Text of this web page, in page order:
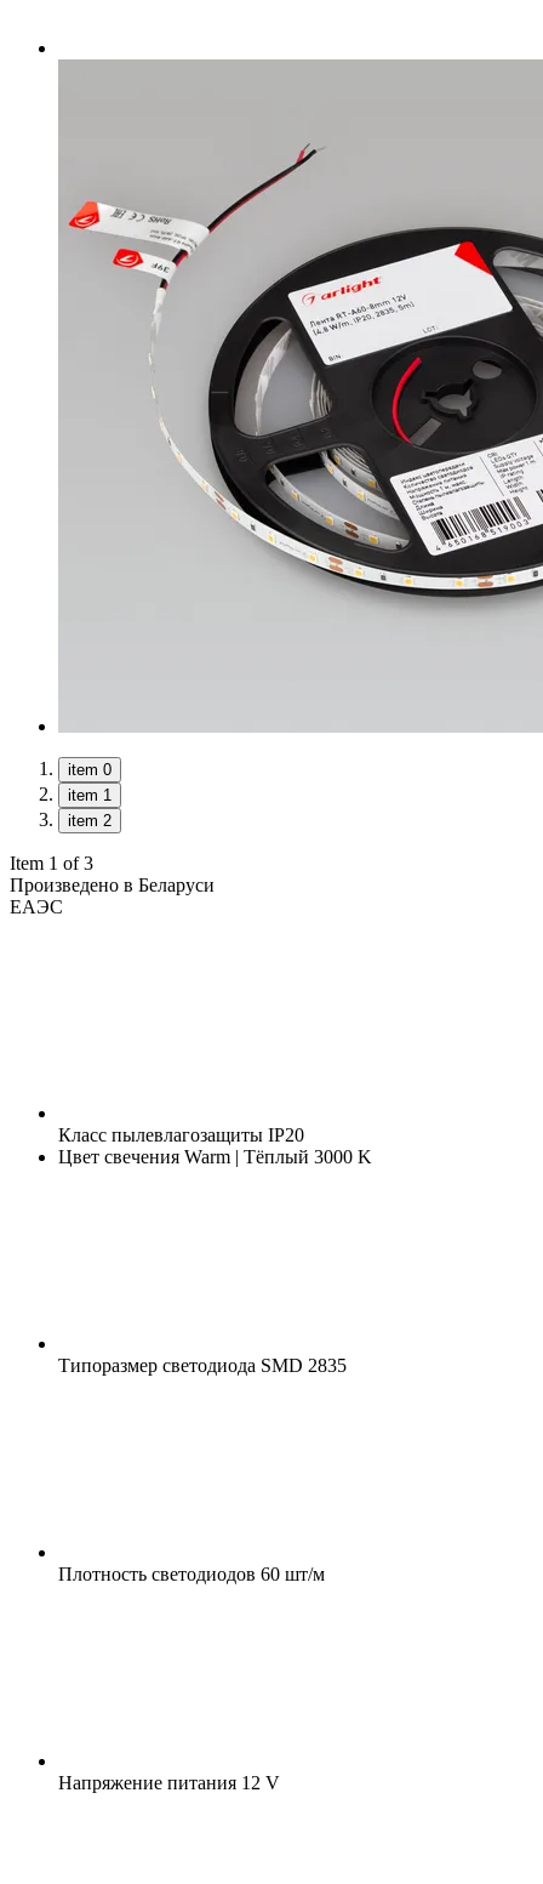
item 0
item 1
item 2
Item 1 of 3
Произведено в Беларуси
ЕАЭС
Класс пылевлагозащиты IP20
Цвет свечения Warm | Тёплый 3000 K
Типоразмер светодиода SMD 2835
Плотность светодиодов 60 шт/м
Напряжение питания 12 V